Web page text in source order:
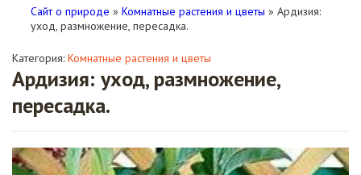
Сайт о природе » Комнатные растения и цветы » Ардизия:
уход, размножение, пересадка.
Категория: Комнатные растения и цветы
Ардизия: уход, размножение,
пересадка.